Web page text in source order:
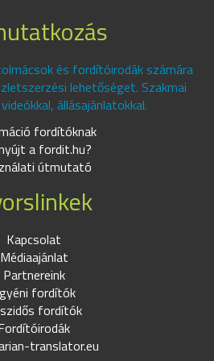
és fordítóirodák számára
lehetőséget. Szakmai
állásajánlatokkal.
fordítóknak
a fordit.hu?
útmutató
Kapcsolat
Médiaajánlat
Partnereink
fordítók
fordítók
translator.eu